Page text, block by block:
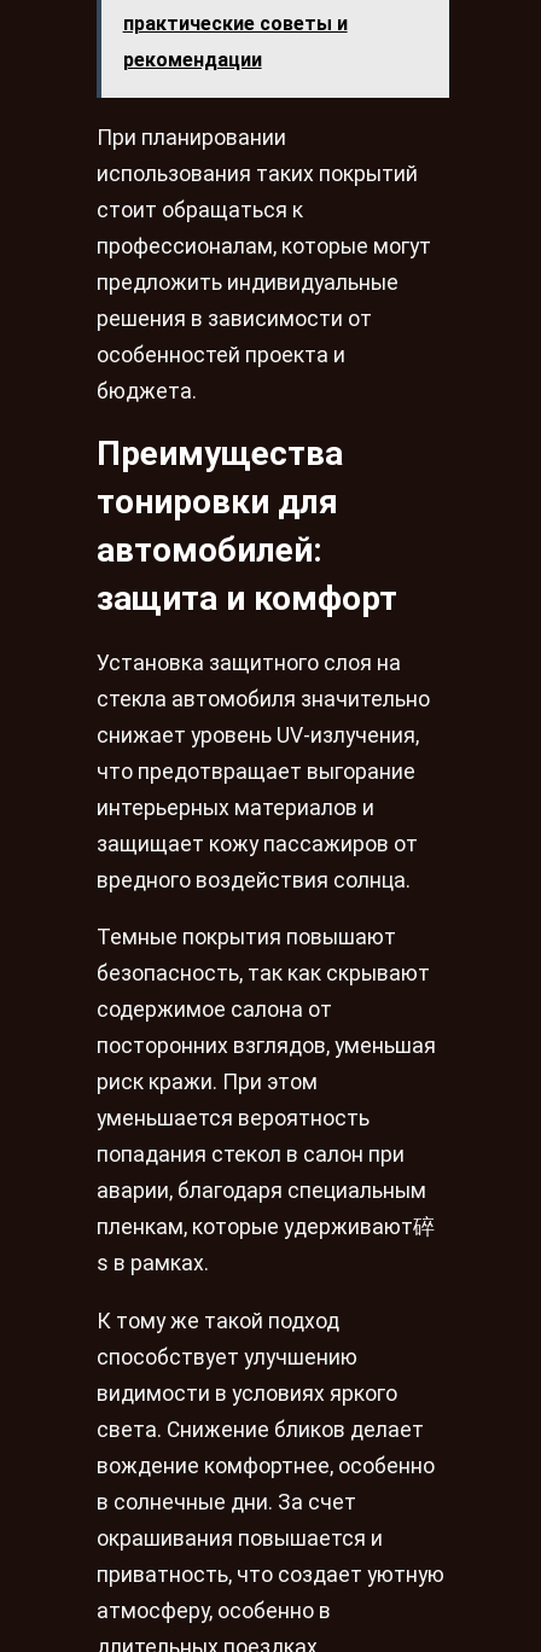
практические советы и
рекомендации
При планировании
использования таких покрытий
стоит обращаться к
профессионалам, которые могут
предложить индивидуальные
решения в зависимости от
особенностей проекта и
бюджета.
Преимущества
тонировки для
автомобилей:
защита и комфорт
Установка защитного слоя на
стекла автомобиля значительно
снижает уровень UV-излучения,
что предотвращает выгорание
интерьерных материалов и
защищает кожу пассажиров от
вредного воздействия солнца.
Темные покрытия повышают
безопасность, так как скрывают
содержимое салона от
посторонних взглядов, уменьшая
риск кражи. При этом
уменьшается вероятность
попадания стекол в салон при
аварии, благодаря специальным
пленкам, которые удерживают碎
s в рамках.
К тому же такой подход
способствует улучшению
видимости в условиях яркого
света. Снижение бликов делает
вождение комфортнее, особенно
в солнечные дни. За счет
окрашивания повышается и
приватность, что создает уютную
атмосферу, особенно в